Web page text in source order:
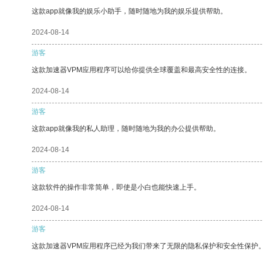
这款app就像我的娱乐小助手，随时随地为我的娱乐提供帮助。
2024-08-14
游客
这款加速器VPM应用程序可以给你提供全球覆盖和最高安全性的连接。
2024-08-14
游客
这款app就像我的私人助理，随时随地为我的办公提供帮助。
2024-08-14
游客
这款软件的操作非常简单，即使是小白也能快速上手。
2024-08-14
游客
这款加速器VPM应用程序已经为我们带来了无限的隐私保护和安全性保护